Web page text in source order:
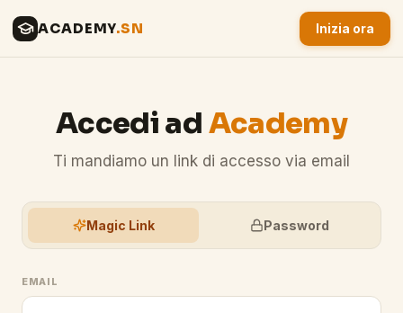
ACADEMY.SN Inizia ora
Accedi ad Academy
Ti mandiamo un link di accesso via email
Magic Link Password
EMAIL